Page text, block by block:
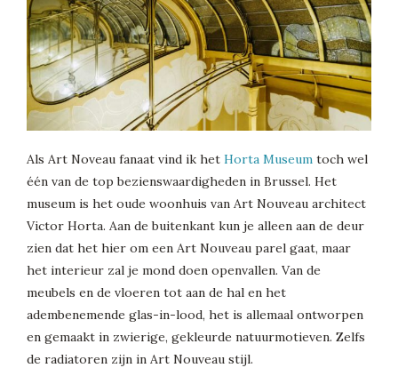
Als Art Noveau fanaat vind ik het Horta Museum toch wel
één van de top bezienswaardigheden in Brussel. Het
museum is het oude woonhuis van Art Nouveau architect
Victor Horta. Aan de buitenkant kun je alleen aan de deur
zien dat het hier om een Art Nouveau parel gaat, maar
het interieur zal je mond doen openvallen. Van de
meubels en de vloeren tot aan de hal en het
adembenemende glas-in-lood, het is allemaal ontworpen
en gemaakt in zwierige, gekleurde natuurmotieven. Zelfs
de radiatoren zijn in Art Nouveau stijl.